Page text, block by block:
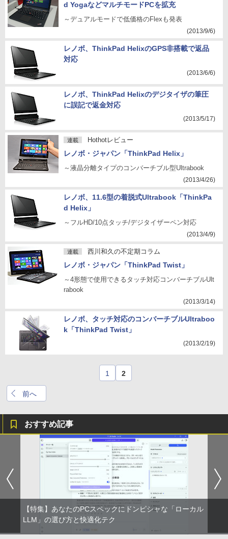
d YogaなどマルチモードPCを拡充
～デュアルモードで低価格のFlexも発表
(2013/9/6)
レノボ、ThinkPad HelixのGPS非搭載で返品
対応
(2013/6/6)
レノボ、ThinkPad Helixのデジタイザの筆圧
に誤記で返金対応
(2013/5/17)
連載 Hothotレビュー
レノボ・ジャパン「ThinkPad Helix」
～液晶分離タイプのコンバーチブル型Ultrabook
(2013/4/26)
レノボ、11.6型の着脱式Ultrabook「ThinkPa
d Helix」
～フルHD/10点タッチ/デジタイザーペン対応
(2013/4/9)
連載 西川和久の不定期コラム
レノボ・ジャパン「ThinkPad Twist」
～4形態で使用できるタッチ対応コンバーチブルUlt
rabook
(2013/3/14)
レノボ、タッチ対応のコンバーチブルUltraboo
k「ThinkPad Twist」
(2013/2/19)
前へ
1 2
おすすめ記事
【特集】あなたのPCスペックにドンピシャな「ローカル
LLM」の選び方と快適化テク